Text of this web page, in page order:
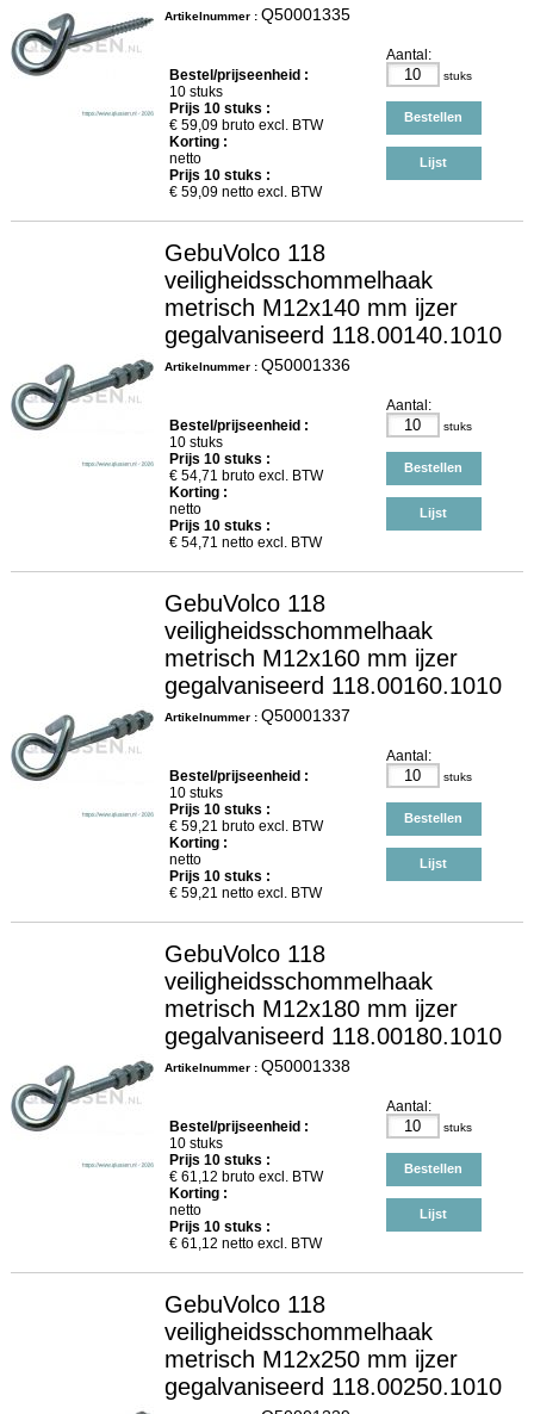
Artikelnummer : Q50001335
Bestel/prijseenheid :
10 stuks
Prijs 10stuks :
€ 59,09bruto excl. BTW
Korting :
netto
Prijs 10stuks :
€ 59,09netto excl. BTW
Aantal:
stuks
Bestellen
Lijst
GebuVolco 118
veiligheidsschommelhaak
metrisch M12x140 mm ijzer
gegalvaniseerd 118.00140.1010
Artikelnummer : Q50001336
Bestel/prijseenheid :
10 stuks
Prijs 10stuks :
€ 54,71 bruto excl. BTW
Korting :
netto
Prijs 10stuks :
€ 54,71 netto excl. BTW
Aantal:
stuks
Bestellen
Lijst
GebuVolco 118
veiligheidsschommelhaak
metrisch M12x160 mm ijzer
gegalvaniseerd 118.00160.1010
Artikelnummer : Q50001337
Bestel/prijseenheid :
10 stuks
Prijs 10stuks :
€ 59,21 bruto excl. BTW
Korting :
netto
Prijs 10stuks :
€ 59,21 netto excl. BTW
Aantal:
stuks
Bestellen
Lijst
GebuVolco 118
veiligheidsschommelhaak
metrisch M12x180 mm ijzer
gegalvaniseerd 118.00180.1010
Artikelnummer : Q50001338
Bestel/prijseenheid :
10 stuks
Prijs 10stuks :
€ 61,12 bruto excl. BTW
Korting :
netto
Prijs 10stuks :
€ 61,12 netto excl. BTW
Aantal:
stuks
Bestellen
Lijst
GebuVolco 118
veiligheidsschommelhaak
metrisch M12x250 mm ijzer
gegalvaniseerd 118.00250.1010